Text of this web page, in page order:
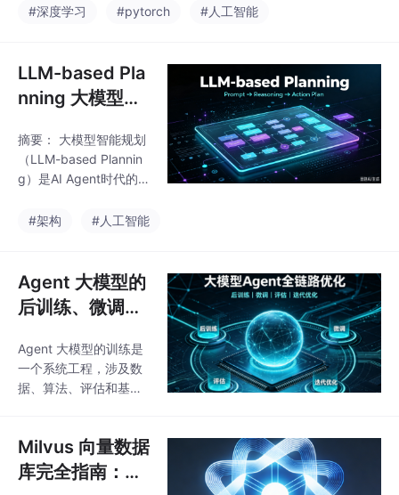
系，帮助企业在激烈的
中，资质认证已从
深度学习框架，凭借"定
工具。2026年版本演进
至2.12，主要特性包
括： 核心优势： Pytho
图支持条件分支 跨硬件
加速（CUDA/ROCm/X
PU/MPS） 活跃生态
关键更新： 发布周期缩
#深度学习 #pytorch #人工智能
LLM-based Pla
nning 大模型智
｜原理、架构、
落地与演进
摘要： 大模型智能规划
（LLM-based Plannin
g）是AI Agent时代的
动应答到主动执行的关
赖人工规则或海量数
据，LLM规划依托大模
型的自然语言理解、逻
力，能自主拆解复杂目
标、动态调整执行路
径，完美适配开放、模
解、因果推理、动态重
规划和全流程可解释
#架构 #人工智能
Agent 大模型的
后训练、微调、
化：从理论到工
程实践
Agent 大模型的训练是
一个系统工程，涉及数
据、算法、评估和基础
Agent 专用能力（工具
调用、长程推理、错误
恢复）微调应在效率
Milvus 向量数据
库完全指南：开